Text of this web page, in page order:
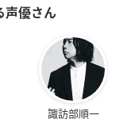
声優さん
諏訪部順一